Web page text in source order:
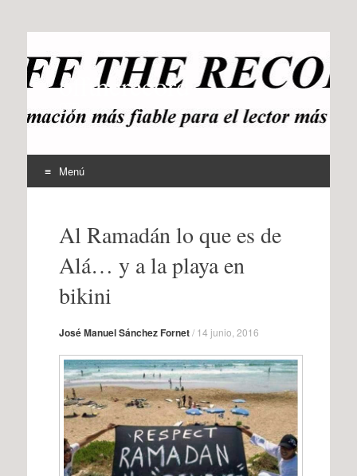
offtherecord
OTR
Menú
contenidoAl Ramadán lo que es de
Alá… y a la playa en
bikini
José Manuel Sánchez Fornet/ 14 junio, 2016